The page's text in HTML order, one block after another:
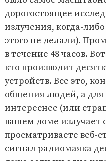
дорогостоящее
излучения, когда-
этого не делали).
в течение 48 часов.
кто производит
устройств. Все это,
общения людей, а для
интереснее (или
вашем доме излучает
просматриваете веб-
сигнал радиомаяка